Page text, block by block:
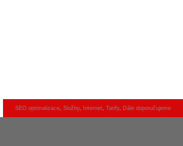
SEO optimalizace, Služby, Internet, Tarify, Dále doporučujeme